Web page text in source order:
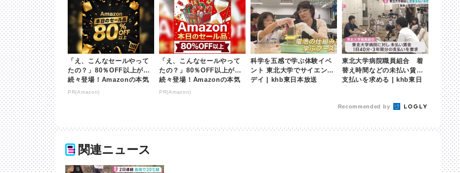
「え、こんなセールやって
たの？」80％OFF以上が
続々登場！Amazonの本気
が凄すぎる
PR(Amazon)
「え、こんなセールやって
たの？」80％OFF以上が
続々登場！Amazonの本気
が凄すぎる
PR(Amazon)
科学を五感で学ぶ体験イベ
ント 東北大学でサイエンス
デイ | khb東日本放送
東北大学病院職員組合 着
替え時間などの未払い賃金
支払いを求める | khb東日
Recommended by
関連ニュース